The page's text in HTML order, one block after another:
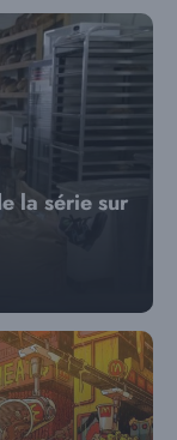
la série sur